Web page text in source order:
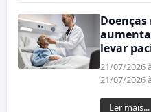
levar
21/07/2026
21/07/2026
Ler mais...